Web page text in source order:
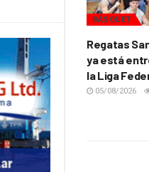
BÁSQUET
Regatas
ya está
la Liga
05/08/2026